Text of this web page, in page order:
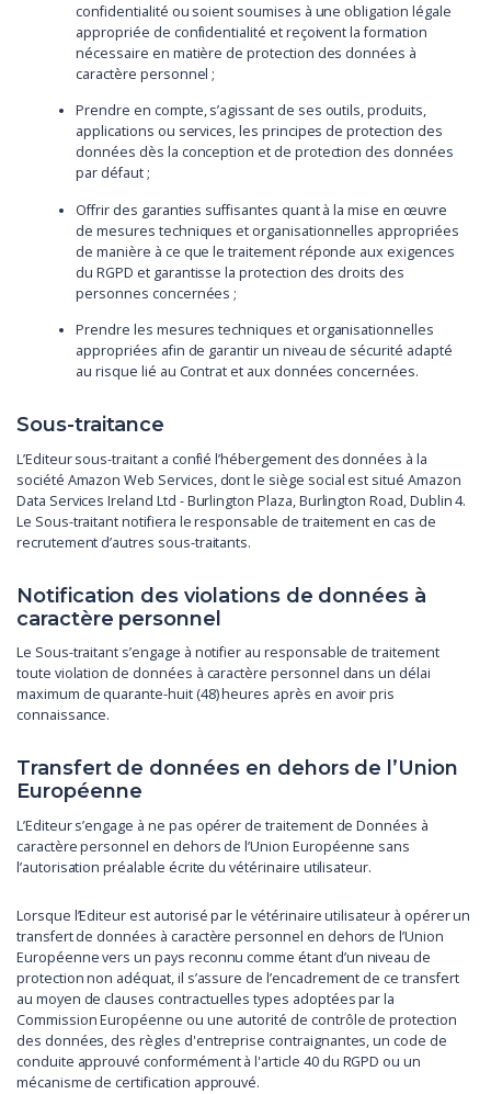
confidentialité ou soient soumises à une obligation légale
appropriée de confidentialité et reçoivent la formation
nécessaire en matière de protection des données à
caractère personnel ;
Prendre en compte, s’agissant de ses outils, produits,
applications ou services, les principes de protection des
données dès la conception et de protection des données
par défaut ;
Offrir des garanties suffisantes quant à la mise en œuvre
de mesures techniques et organisationnelles appropriées
de manière à ce que le traitement réponde aux exigences
du RGPD et garantisse la protection des droits des
personnes concernées ;
Prendre les mesures techniques et organisationnelles
appropriées afin de garantir un niveau de sécurité adapté
au risque lié au Contrat et aux données concernées.
Sous-traitance
L’Editeur sous-traitant a confié l’hébergement des données à la
société Amazon Web Services, dont le siège social est situé Amazon
Data Services Ireland Ltd - Burlington Plaza, Burlington Road, Dublin 4.
Le Sous-traitant notifiera le responsable de traitement en cas de
recrutement d’autres sous-traitants.
Notification des violations de données à
caractère personnel
Le Sous-traitant s’engage à notifier au responsable de traitement
toute violation de données à caractère personnel dans un délai
maximum de quarante-huit (48) heures après en avoir pris
connaissance.
Transfert de données en dehors de l’Union
Européenne
L’Editeur s’engage à ne pas opérer de traitement de Données à
caractère personnel en dehors de l’Union Européenne sans
l’autorisation préalable écrite du vétérinaire utilisateur.
Lorsque l’Editeur est autorisé par le vétérinaire utilisateur à opérer un
transfert de données à caractère personnel en dehors de l’Union
Européenne vers un pays reconnu comme étant d’un niveau de
protection non adéquat, il s’assure de l’encadrement de ce transfert
au moyen de clauses contractuelles types adoptées par la
Commission Européenne ou une autorité de contrôle de protection
des données, des règles d'entreprise contraignantes, un code de
conduite approuvé conformément à l'article 40 du RGPD ou un
mécanisme de certification approuvé.